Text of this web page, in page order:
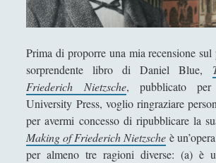
e
o
k
b
Contenuti
► Antologia(4)
► Filosofia (799)
► Saggi(72)
Prima di proporre una mia recensione sul
sorprendente libro di Daniel Blue,
Friederich Nietzsche, pubblicato
University Press, voglio ringraziare
per avermi concesso di ripubblicare la
Making of Friederich Nietzsche è
per almeno tre ragioni diverse: (a) è